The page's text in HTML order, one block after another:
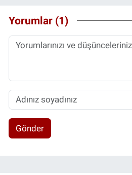
Yorumlar (1)
Gönder